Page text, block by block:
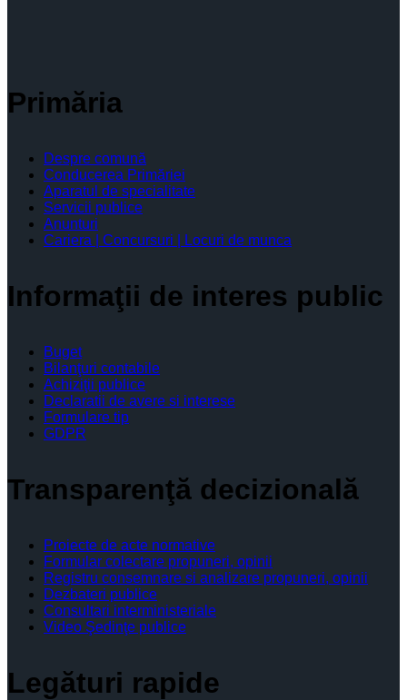
Primăria
Despre comună
Conducerea Primăriei
Aparatul de specialitate
Servicii publice
Anunturi
Cariera | Concursuri | Locuri de munca
Informaţii de interes public
Buget
Bilanţuri contabile
Achiziţii publice
Declaratii de avere si interese
Formulare tip
GDPR
Transparenţă decizională
Proiecte de acte normative
Formular colectare propuneri, opinii
Registru consemnare si analizare propuneri, opinii
Dezbateri publice
Consultari interministeriale
Video Şedinţe publice
Legături rapide